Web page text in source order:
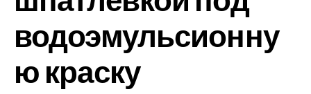
водоэмульсионну
ю краску